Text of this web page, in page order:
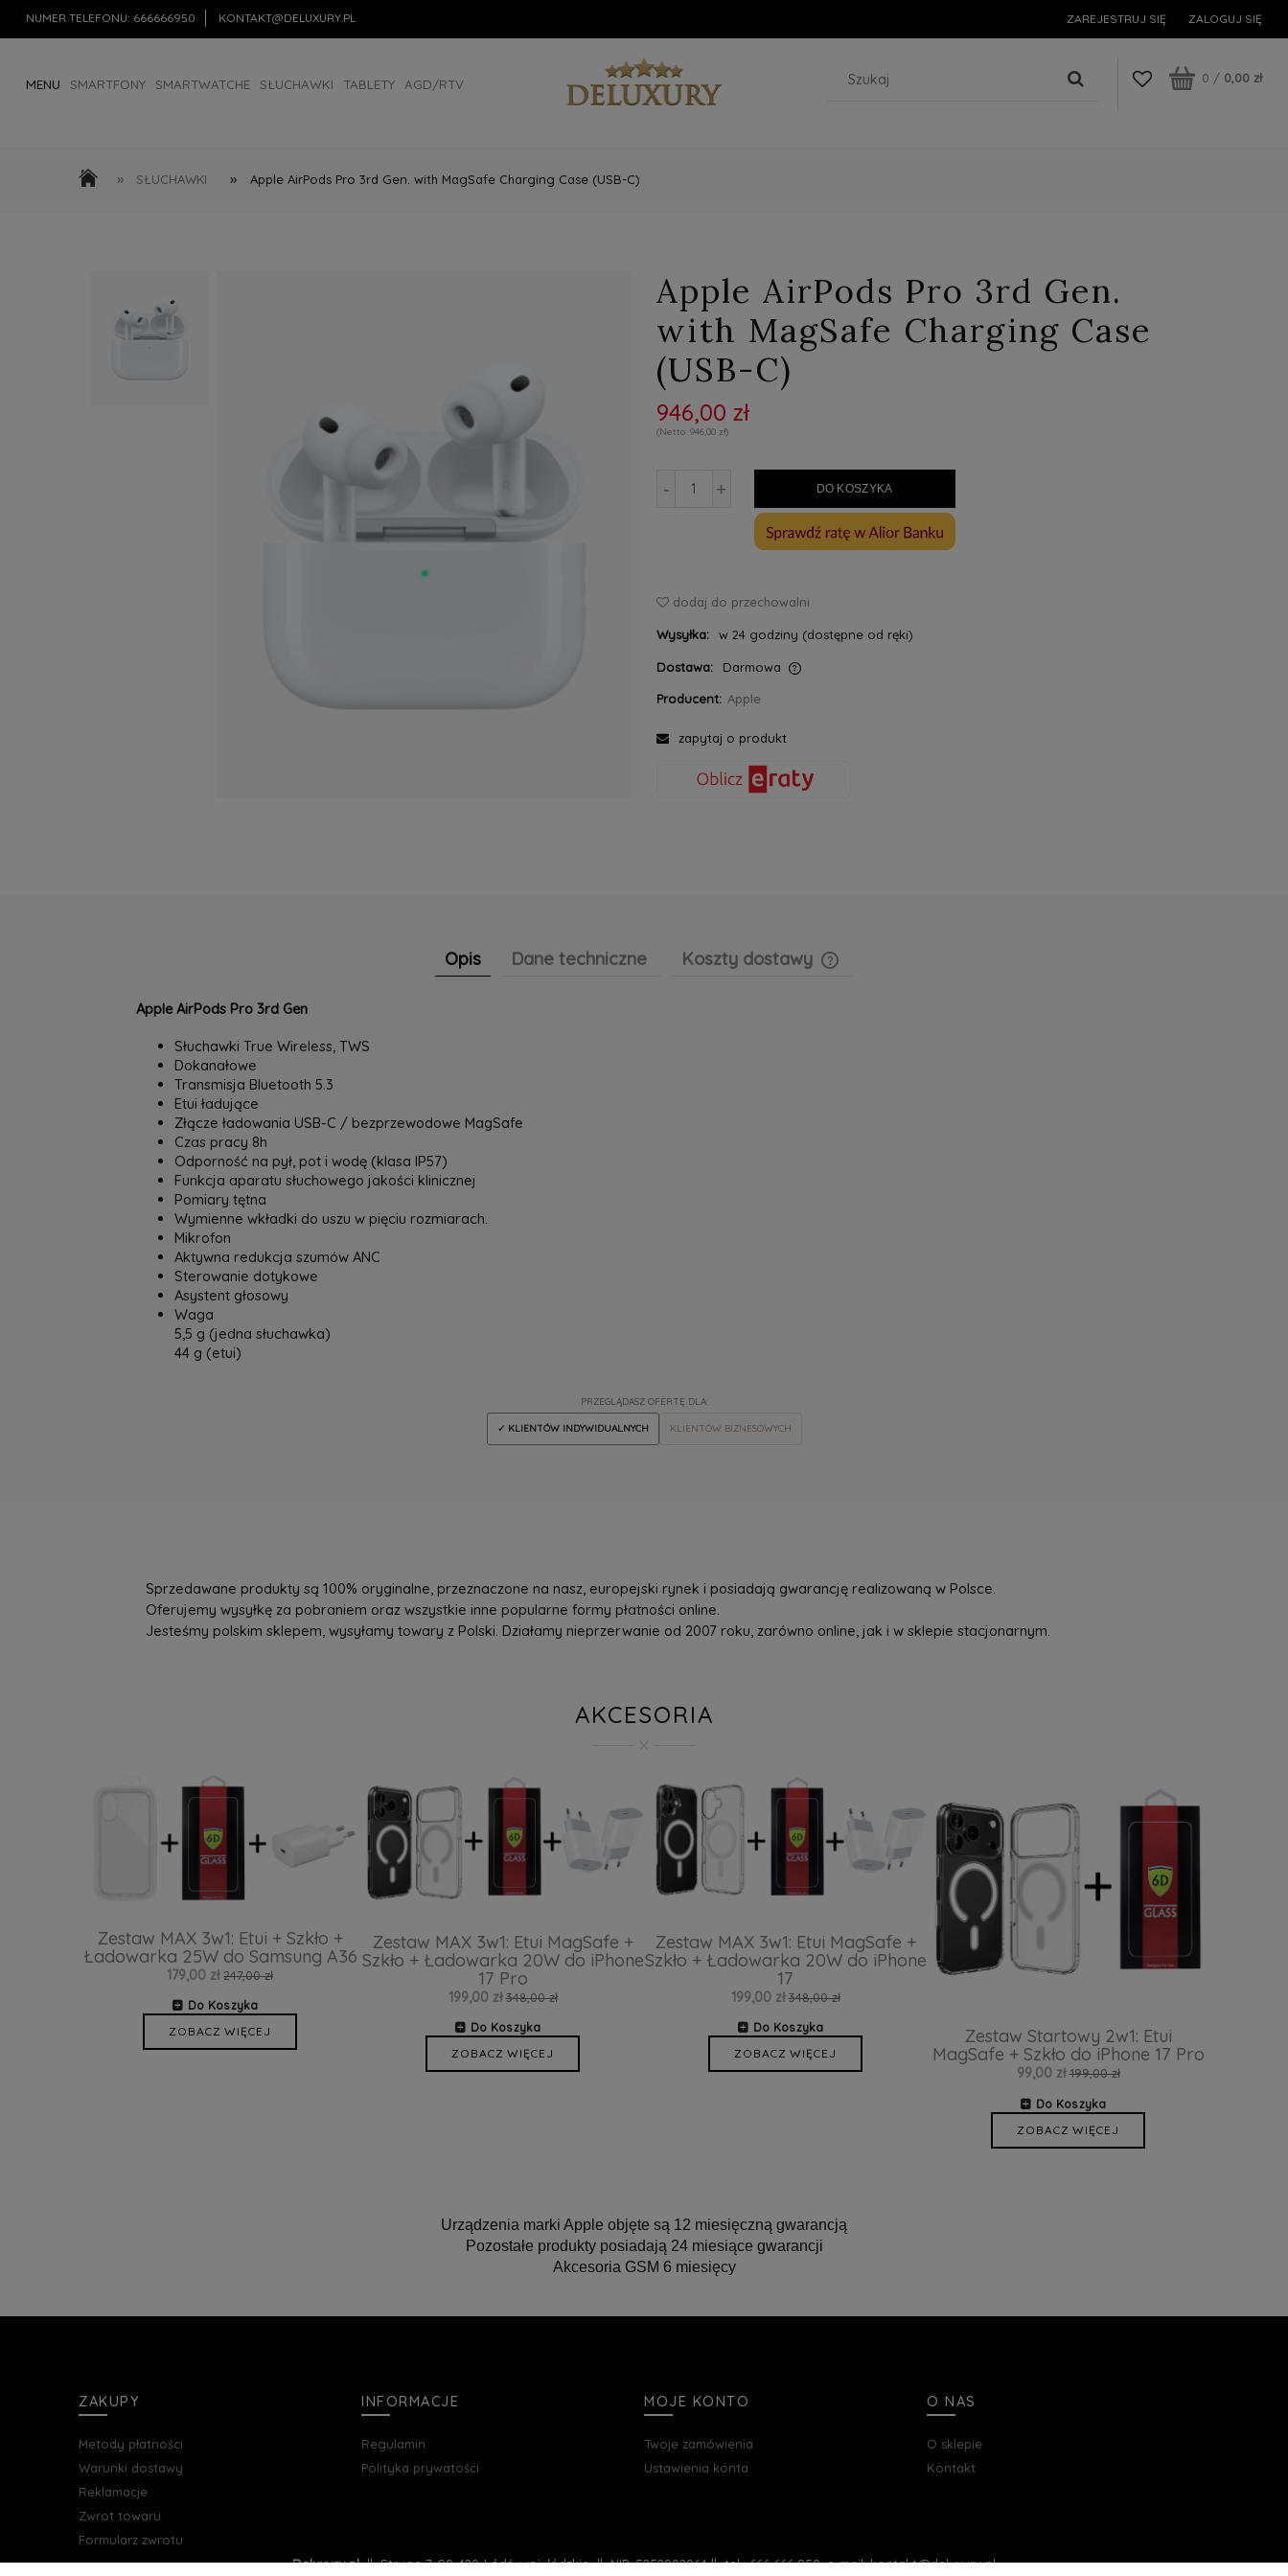
NUMER TELEFONU: 666666950 KONTAKT@DELUXURY.PL ZAREJESTRUJ SIĘ ZALOGUJ SIĘ
MENU SMARTFONY SMARTWATCHE SŁUCHAWKI TABLETY AGD/RTV 0 / 0,00 zł
» SŁUCHAWKI » Apple AirPods Pro 3rd Gen. with MagSafe Charging Case (USB-C)
Apple AirPods Pro 3rd Gen.
with MagSafe Charging Case
(USB-C)
946,00 zł
946,00 zł
- + DO KOSZYKA
dodaj do przechowalni
Wysyłka: w 24 godziny (dostępne od ręki)
Dostawa: Darmowa
Cena nie zawiera ewentualnych kosztów
Producent: Apple
zapytaj o produkt
Opis Dane techniczne Koszty dostawy
Apple AirPods Pro 3rd Gen
Słuchawki True Wireless, TWS
Dokanałowe
Transmisja Bluetooth 5.3
Etui ładujące
Złącze ładowania USB-C / bezprzewodowe MagSafe
Czas pracy 8h
Odporność na pył, pot i wodę (klasa IP57)
Funkcja aparatu słuchowego jakości klinicznej
Pomiary tętna
Wymienne wkładki do uszu w pięciu rozmiarach.
Mikrofon
Aktywna redukcja szumów ANC
Sterowanie dotykowe
Asystent głosowy
Waga
5,5 g (jedna słuchawka)
44 g (etui)
PRZEGLĄDASZ OFERTĘ DLA:
✓ KLIENTÓW INDYWIDUALNYCH KLIENTÓW BIZNESOWYCH
Sprzedawane produkty są 100% oryginalne, przeznaczone na nasz, europejski rynek i posiadają gwarancję realizowaną w Polsce.
Oferujemy wysyłkę za pobraniem oraz wszystkie inne popularne formy płatności online.
Jesteśmy polskim sklepem, wysyłamy towary z Polski. Działamy nieprzerwanie od 2007 roku, zarówno online, jak i w sklepie stacjonarnym.
AKCESORIA
Zestaw MAX 3w1: Etui + Szkło +
Ładowarka 25W do Samsung A36
179,00 zł 247,00 zł
Do Koszyka
ZOBACZ WIĘCEJ
Zestaw MAX 3w1: Etui MagSafe +
Szkło + Ładowarka 20W do iPhone
17 Pro
199,00 zł 348,00 zł
Do Koszyka
ZOBACZ WIĘCEJ
Zestaw MAX 3w1: Etui MagSafe +
Szkło + Ładowarka 20W do iPhone
17
199,00 zł 348,00 zł
Do Koszyka
ZOBACZ WIĘCEJ
Zestaw Startowy 2w1: Etui
MagSafe + Szkło do iPhone 17 Pro
99,00 zł 199,00 zł
Do Koszyka
ZOBACZ WIĘCEJ
Urządzenia marki Apple objęte są 12 miesięczną gwarancją
Pozostałe produkty posiadają 24 miesiące gwarancji
Akcesoria GSM 6 miesięcy
ZAKUPY
Metody płatności
Warunki dostawy
Reklamacje
Zwrot towaru
Formularz zwrotu
INFORMACJE
Regulamin
Polityka prywatości
MOJE KONTO
Twoje zamówienia
Ustawienia konta
O NAS
O sklepie
Kontakt
Deluxury.pl|| Struga 7, 90-420 Łódź, woj. łódzkie || NIP: 5252902064 || tel.: 666 666 950, e-mail: kontakt@deluxury.pl